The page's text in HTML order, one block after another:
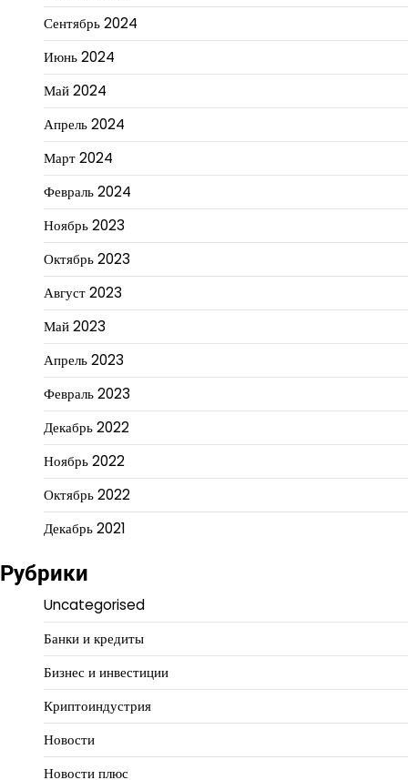
Сентябрь 2024
Июнь 2024
Май 2024
Апрель 2024
Март 2024
Февраль 2024
Ноябрь 2023
Октябрь 2023
Август 2023
Май 2023
Апрель 2023
Февраль 2023
Декабрь 2022
Ноябрь 2022
Октябрь 2022
Декабрь 2021
Рубрики
Uncategorised
Банки и кредиты
Бизнес и инвестиции
Криптоиндустрия
Новости
Новости плюс